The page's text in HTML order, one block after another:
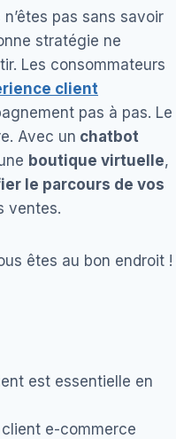
pas sans savoir
stratégie ne
Les consommateurs
client
pas à pas. Le
Avec un chatbot
boutique virtuelle,
le parcours de vos
ventes.
êtes au bon endroit !
est essentielle en
e-commerce